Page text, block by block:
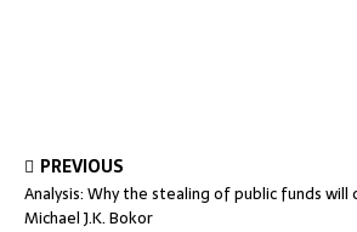
PREVIOUS
Analysis: Why the stealing of public funds will
Michael J.K. Bokor